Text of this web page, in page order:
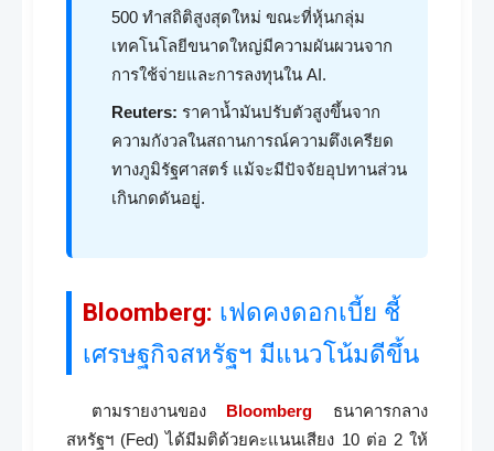
500 ทำสถิติสูงสุดใหม่ ขณะที่หุ้นกลุ่ม
เทคโนโลยีขนาดใหญ่มีความผันผวนจาก
การใช้จ่ายและการลงทุนใน AI.
Reuters: ราคาน้ำมันปรับตัวสูงขึ้นจาก
ความกังวลในสถานการณ์ความตึงเครียด
ทางภูมิรัฐศาสตร์ แม้จะมีปัจจัยอุปทานส่วน
เกินกดดันอยู่.
Bloomberg: เฟดคงดอกเบี้ย ชี้
เศรษฐกิจสหรัฐฯ มีแนวโน้มดีขึ้น
ตามรายงานของ Bloomberg ธนาคารกลาง
สหรัฐฯ (Fed) ได้มีมติด้วยคะแนนเสียง 10 ต่อ 2 ให้